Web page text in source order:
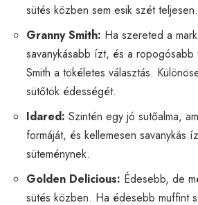
sütés közben sem esik szét teljesen.
Granny Smith: Ha szereted a
savanykásabb ízt, és a ropogósabb
Smith a tökéletes választás.
sütőtök édességét.
Idared: Szintén egy jó sütőalma,
formáját, és kellemesen savanykás
süteménynek.
Golden Delicious: Édesebb, de
sütés közben. Ha édesebb muffint